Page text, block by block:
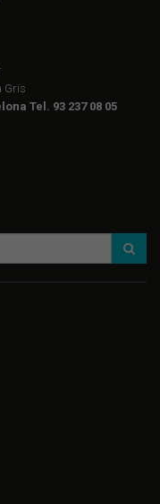
Gris
Tel. 93 237 08 05